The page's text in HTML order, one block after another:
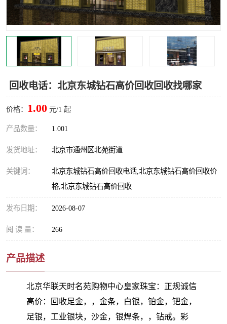
回收电话：北京东城钻石高价回收回收找哪家
价格： 1.00 元/1 起
产品数量： 1.001
发货地址： 北京市通州区北苑街道
关键词：
北京东城钻石高价回收电话,北京东城钻石高价回收价
格,北京东城钻石高价回收
发布日期： 2026-08-07
阅 读 量： 266
产品描述
北京华联天时名苑购物中心皇家珠宝：正规诚信
高价：回收足金，，金条，白银，铂金，钯金，
足银，工业银块，沙金，银焊条，，钻戒。彩